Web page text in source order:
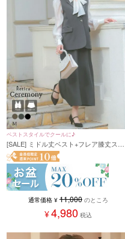
ベストスタイルでクールに♪
[SALE] ミドル丈ベスト+フレア膝丈スカ
ートセットアップセレモニースーツ (Mサ
イズ)
通常価格 ¥ 11,000 のところ
¥4,980 税込